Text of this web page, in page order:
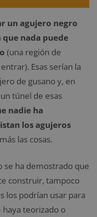
un agujero negro
que nada puede
(una región de
Esas serían la
de gusano y, en
túnel de esas
nadie ha
los agujeros
las cosas.
se ha demostrado que
construir, tampoco
los podrían usar para
haya teorizado o